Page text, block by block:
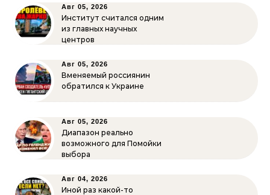
Авг 05, 2026
Институт считался одним
из главных научных
центров
Авг 05, 2026
Вменяемый россиянин
обратился к Украине
Авг 05, 2026
Диапазон реально
возможного для Помойки
выбора
Авг 04, 2026
Иной раз какой-то